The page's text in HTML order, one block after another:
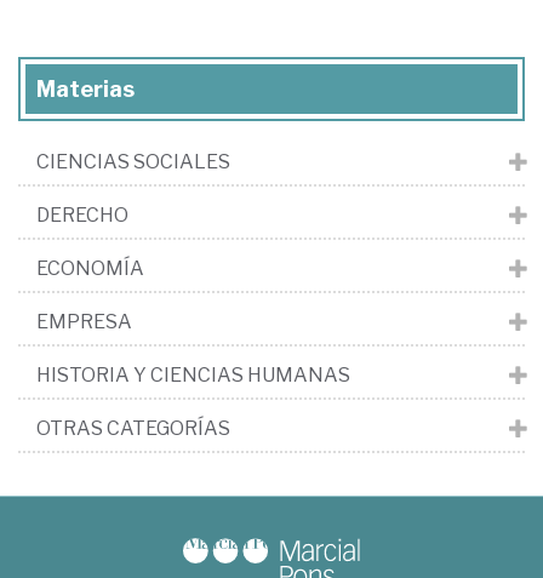
Materias
CIENCIAS SOCIALES
DERECHO
ECONOMÍA
EMPRESA
HISTORIA Y CIENCIAS HUMANAS
OTRAS CATEGORÍAS